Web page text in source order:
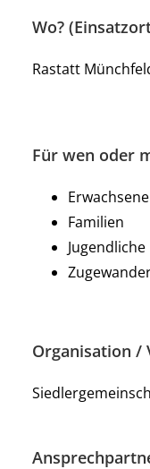
Wo?
Rastatt
Für wen oder
Erwachsene
Familien
Jugendliche
Organisation /